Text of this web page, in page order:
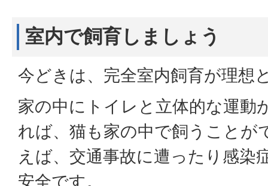
室内で飼育しましょう
今どきは、完全室内飼育が理想
家の中にトイレと立体的な運動
れば、猫も家の中で飼うことが
えば、交通事故に遭ったり感染
安全です。